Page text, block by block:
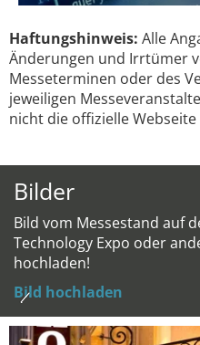
Haftungshinweis: Alle
Änderungen und Irrtümer
Messeterminen oder des
jeweiligen
nicht die offizielle Webseite
Bilder
Bild vom Messestand auf
Technology Expo oder
hochladen!
Bild hochladen